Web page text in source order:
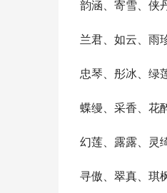
韵涵、寄雪、侠
兰君、如云、雨
忠琴、彤冰、绿
蝶缦、采香、花
幻莲、露露、灵
寻傲、翠真、琪